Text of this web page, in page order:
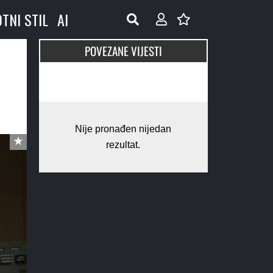
STIL AI
POVEZANE VIJESTI
Nije pronađen nijedan
rezultat.